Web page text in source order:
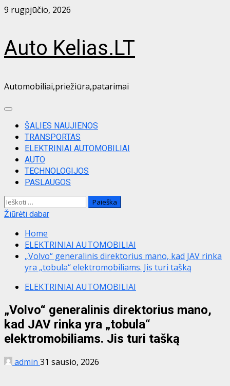
Skip
9 rugpjūčio, 2026
Auto Kelias.LT
Automobiliai,priežiūra,patarimai
Primary
MenuŠALIES NAUJIENOS
TRANSPORTAS
ELEKTRINIAI AUTOMOBILIAI
AUTO
TECHNOLOGIJOS
PASLAUGOS
Ieškoti:
Žiūrėti dabar
Home
ELEKTRINIAI AUTOMOBILIAI
„Volvo“ generalinis direktorius mano, kad JAV rinka
yra „tobula“ elektromobiliams. Jis turi tašką
ELEKTRINIAI AUTOMOBILIAI
„Volvo“ generalinis direktorius mano,
kad JAV rinka yra „tobula“
elektromobiliams. Jis turi tašką
admin 31 sausio, 2026